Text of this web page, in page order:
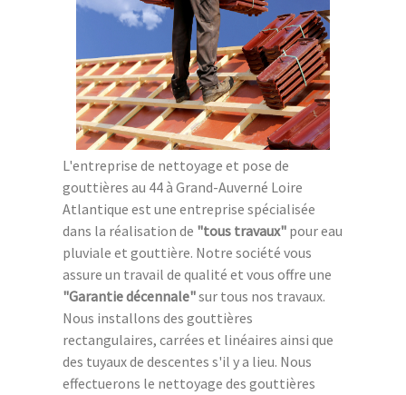
L'entreprise de nettoyage et pose de
gouttières au 44 à Grand-Auverné Loire
Atlantique est une entreprise spécialisée
dans la réalisation de "tous travaux" pour eau
pluviale et gouttière. Notre société vous
assure un travail de qualité et vous offre une
"Garantie décennale"sur tous nos travaux.
Nous installons des gouttières
rectangulaires, carrées et linéaires ainsi que
des tuyaux de descentes s'il y a lieu. Nous
effectuerons le nettoyage des gouttières